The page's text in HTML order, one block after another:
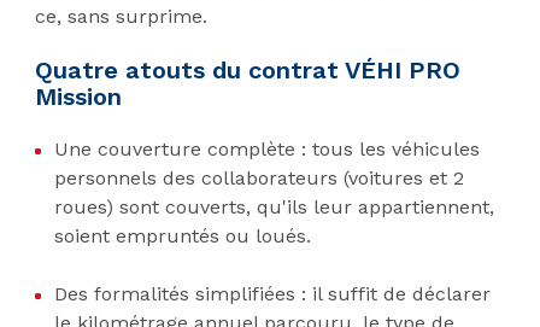
ce, sans surprime.
Quatre atouts du contrat VÉHI PRO
Mission
Une couverture complète : tous les véhicules
personnels des collaborateurs (voitures et 2
roues) sont couverts, qu'ils leur appartiennent,
soient empruntés ou loués.
Des formalités simplifiées : il suffit de déclarer